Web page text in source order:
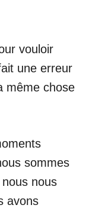
vouloir
une erreur
même chose
sommes
nous
avons